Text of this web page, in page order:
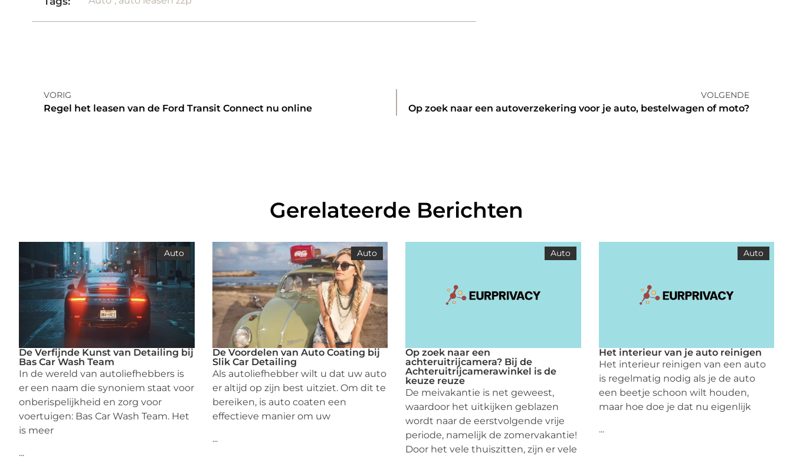
VORIG
Regel het leasen van de Ford Transit Connect nu online
VOLGENDE
Op zoek naar een autoverzekering voor je auto, bestelwagen of moto?
Gerelateerde Berichten
Auto
De Verfijnde Kunst van Detailing bij
Bas Car Wash Team
In de wereld van autoliefhebbers is
er een naam die synoniem staat voor
onberispelijkheid en zorg voor
voertuigen: Bas Car Wash Team. Het
is meer
...
Auto
De Voordelen van Auto Coating bij
Slik Car Detailing
Als autoliefhebber wilt u dat uw auto
er altijd op zijn best uitziet. Om dit te
bereiken, is auto coaten een
effectieve manier om uw
...
Auto
Op zoek naar een
achteruitrijcamera? Bij de
Achteruitrijcamerawinkel is de
keuze reuze
De meivakantie is net geweest,
waardoor het uitkijken geblazen
wordt naar de eerstvolgende vrije
periode, namelijk de zomervakantie!
Door het vele thuiszitten, zijn er vele
Auto
Het interieur van je auto reinigen
Het interieur reinigen van een auto
is regelmatig nodig als je de auto
een beetje schoon wilt houden,
maar hoe doe je dat nu eigenlijk
...